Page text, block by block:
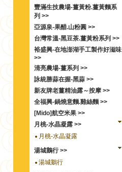
豐滿生技農場-薑黃粉.薑黃麵系
列 >>
亞源泉-果醋.山粉圓 >>
台灣常溫-黑豆茶.薑黃粉系列 >>
裕盛興-在地澎湖手工製作好滋味
>>
清亮農場-薑系列 >>
詠統勝蒜在握-黑蒜 >>
新友牌老薑精油露～按摩 >>
全福興-鍋燒意麵.雞絲麵 >>
[Mido]航空米果 >>
月桃-水晶凝露 >>
月桃-水晶凝露
湯城鵝行 >>
湯城鵝行